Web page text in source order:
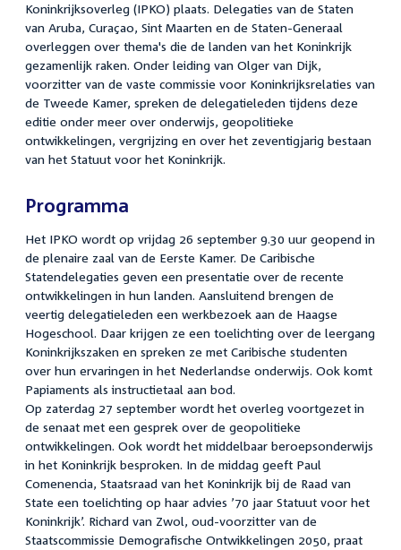
Koninkrijksoverleg (IPKO) plaats. Delegaties van de Staten
van Aruba, Curaçao, Sint Maarten en de Staten-Generaal
overleggen over thema's die de landen van het Koninkrijk
gezamenlijk raken. Onder leiding van Olger van Dijk,
voorzitter van de vaste commissie voor Koninkrijksrelaties van
de Tweede Kamer, spreken de delegatieleden tijdens deze
editie onder meer over onderwijs, geopolitieke
ontwikkelingen, vergrijzing en over het zeventigjarig bestaan
van het Statuut voor het Koninkrijk.
Programma
Het IPKO wordt op vrijdag 26 september 9.30 uur geopend in
de plenaire zaal van de Eerste Kamer. De Caribische
Statendelegaties geven een presentatie over de recente
ontwikkelingen in hun landen. Aansluitend brengen de
veertig delegatieleden een werkbezoek aan de Haagse
Hogeschool. Daar krijgen ze een toelichting over de leergang
Koninkrijkszaken en spreken ze met Caribische studenten
over hun ervaringen in het Nederlandse onderwijs. Ook komt
Papiaments als instructietaal aan bod.
Op zaterdag 27 september wordt het overleg voortgezet in
de senaat met een gesprek over de geopolitieke
ontwikkelingen. Ook wordt het middelbaar beroepsonderwijs
in het Koninkrijk besproken. In de middag geeft Paul
Comenencia, Staatsraad van het Koninkrijk bij de Raad van
State een toelichting op haar advies ’70 jaar Statuut voor het
Koninkrijk’. Richard van Zwol, oud-voorzitter van de
Staatscommissie Demografische Ontwikkelingen 2050, praat